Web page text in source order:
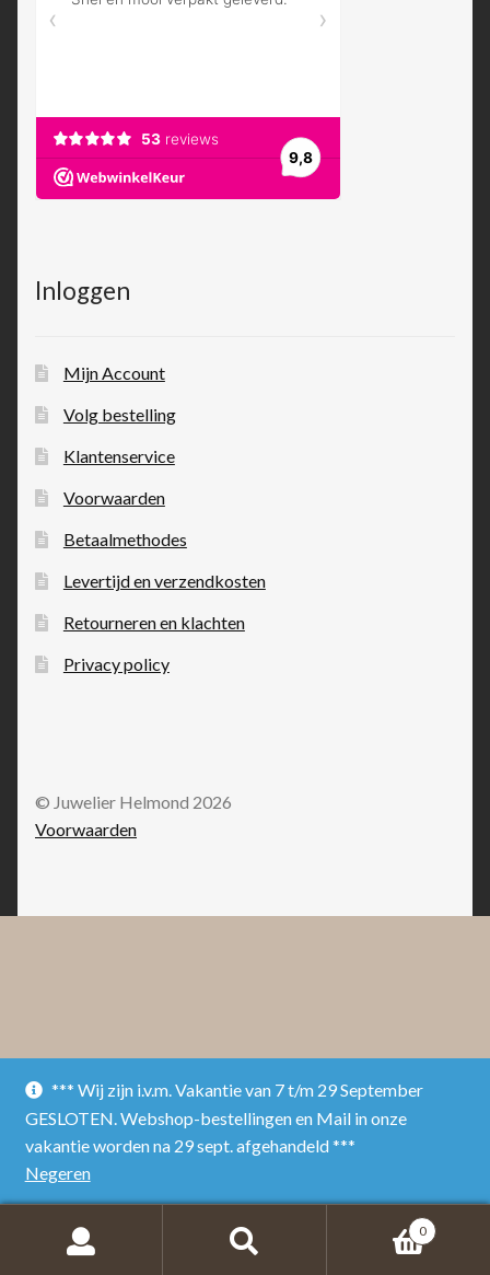
*** Wij zijn i.v.m. Vakantie van 7 t/m 29 September
GESLOTEN. Webshop-bestellingen en Mail in onze
vakantie worden na 29 sept. afgehandeld ***
Negeren
Inloggen
Mijn Account
Volg bestelling
Klantenservice
Voorwaarden
Betaalmethodes
Levertijd en verzendkosten
Retourneren en klachten
Privacy policy
© Juwelier Helmond 2026
Voorwaarden
0